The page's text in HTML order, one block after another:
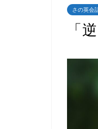
さの英会
「